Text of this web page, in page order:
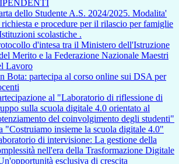
dello Studente A.S. 2024/2025. Modalita'
e procedure per il rilascio per famiglie
scolastiche .
d'intesa tra il Ministero dell'Istruzione
Merito e la Federazione Nazionale Maestri
Lavoro
Bota: partecipa al corso online sui DSA per
al "Laboratorio di riflessione di
sulla scuola digitale 4.0 orientato al
del coinvolgimento degli studenti"
"Costruiamo insieme la scuola digitale 4.0"
di intervisione: La gestione della
nell'era della Trasformazione Digitale
esclusiva di crescita